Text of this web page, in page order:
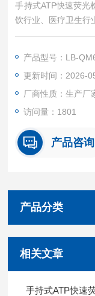
手持式ATP快速荧光
饮行业、医疗卫生行
产品型号：LB-
更新时间：2026-
厂商性质：生产厂
访问量：1801
产品咨询
产品分类
相关文章
手持式ATP快速